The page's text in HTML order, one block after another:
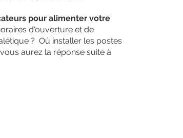
pour alimenter votre
d'ouverture et de
? Où installer les postes
aurez la réponse suite à